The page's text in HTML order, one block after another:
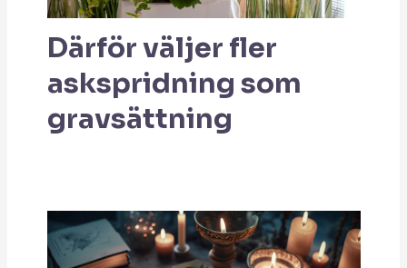
Därför väljer fler
askspridning som
gravsättning